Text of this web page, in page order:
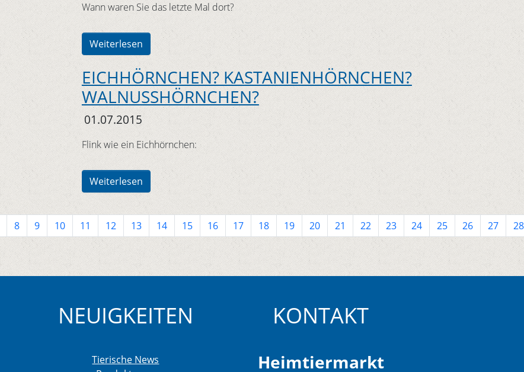
Wann waren Sie das letzte Mal dort?
Weiterlesen
EICHHÖRNCHEN? KASTANIENHÖRNCHEN?
WALNUSSHÖRNCHEN?
01.07.2015
Flink wie ein Eichhörnchen:
Weiterlesen
8 9 10 11 12 13 14 15 16 17 18 19 20 21 22 23 24 25 26 27 28
NEUIGKEITEN
Tierische News
KONTAKT
Heimtiermarkt